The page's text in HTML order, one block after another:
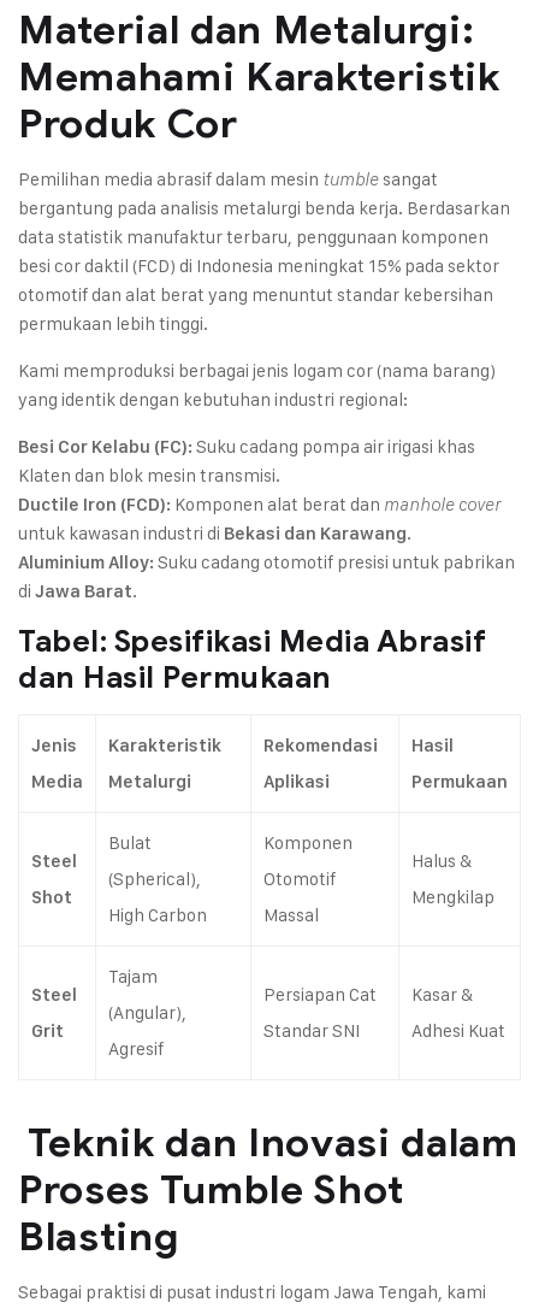
Material dan Metalurgi:
Memahami Karakteristik
Produk Cor
Pemilihan media abrasif dalam mesin tumble sangat
bergantung pada analisis metalurgi benda kerja. Berdasarkan
data statistik manufaktur terbaru, penggunaan komponen
besi cor daktil (FCD) di Indonesia meningkat 15% pada sektor
otomotif dan alat berat yang menuntut standar kebersihan
permukaan lebih tinggi.
Kami memproduksi berbagai jenis logam cor (nama barang)
yang identik dengan kebutuhan industri regional:
Besi Cor Kelabu (FC): Suku cadang pompa air irigasi khas
Klaten dan blok mesin transmisi.
Ductile Iron (FCD): Komponen alat berat dan manhole cover
untuk kawasan industri di Bekasi dan Karawang.
Aluminium Alloy: Suku cadang otomotif presisi untuk pabrikan
di Jawa Barat.
Tabel: Spesifikasi Media Abrasif
dan Hasil Permukaan
Jenis
Media
Karakteristik
Metalurgi
Rekomendasi
Aplikasi
Hasil
Permukaan
Steel
Shot
Bulat
(Spherical),
High Carbon
Komponen
Otomotif
Massal
Halus &
Mengkilap
Steel
Grit
Tajam
(Angular),
Agresif
Persiapan Cat
Standar SNI
Kasar &
Adhesi Kuat
Teknik dan Inovasi dalam
Proses Tumble Shot
Blasting
Sebagai praktisi di pusat industri logam Jawa Tengah, kami